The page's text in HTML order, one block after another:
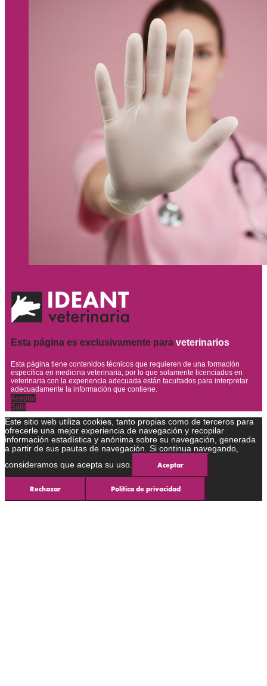
Esta página es exclusivamente para veterinarios
Esta página tiene contenidos técnicos que requieren de una formación
específica en medicina veterinaria, por lo que solamente licenciados en
veterinaria con la experiencia adecuada están facultados para interpretar
adecuadamente la información que contiene.
Aceptar
Salir
Este sitio web utiliza cookies, tanto propias como de terceros para
ofrecerle una mejor experiencia de navegación y recopilar
información estadística y anónima sobre su navegación, generada
a partir de sus pautas de navegación. Si continua navegando,
consideramos que acepta su uso.
Aceptar
Rechazar Política de privacidad